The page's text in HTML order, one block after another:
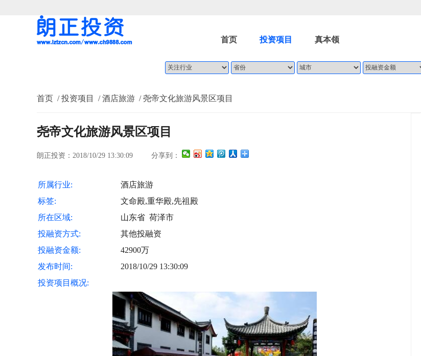
首页 投资项目 真本领
首页 / 投资项目 / 酒店旅游 / 尧帝文化旅游风景区项目
尧帝文化旅游风景区项目
朗正投资：2018/10/29 13:30:09 分享到：
所属行业:
酒店旅游
标签:
文命殿,重华殿,先祖殿
所在区域:
山东省 荷泽市
投融资方式:
其他投融资
投融资金额:
42900万
发布时间:
2018/10/29 13:30:09
投资项目概况: